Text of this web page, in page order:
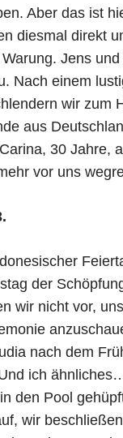
Aber das ist
diesmal direkt
Jens
Nach einem
wir zum
aus
30 Jahre,
vor uns
der
wir nicht vor,
nach dem
ich
den Pool
wir